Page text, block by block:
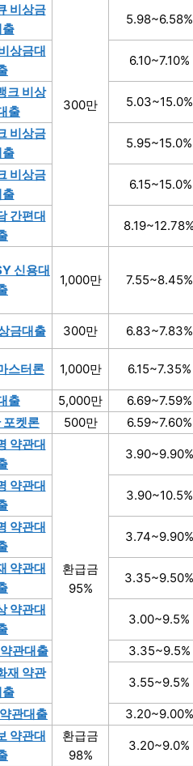
300만
비상금
5.98~6.58%
상금대
6.10~7.10%
크 비상
출
5.03~15.0%
비상금
5.95~15.0%
비상금
6.15~15.0%
간편대
8.19~12.78%
신용대
1,000만 7.55~8.45%
금대출 300만 6.83~7.83%
스터론 1,000만 6.15~7.35%
출 5,000만 6.69~7.59%
포켓론 500만 6.59~7.60%
약관대
환급금
95%
3.90~9.90%
약관대
3.90~10.5%
약관대
3.74~9.90%
약관대
3.35~9.50%
약관대
3.00~9.5%
관대출 3.35~9.5%
재 약관
3.55~9.5%
관대출 3.20~9.00%
약관대
환급금
98%
3.20~9.0%